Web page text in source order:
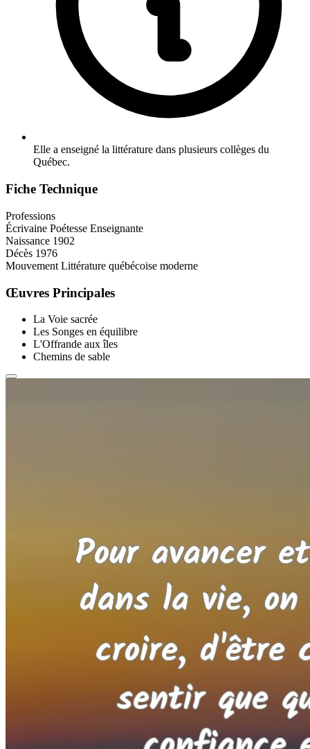
Elle a enseigné la littérature dans plusieurs collèges du
Québec.
Fiche Technique
Professions
Écrivaine Poétesse Enseignante
Naissance 1902
Décès 1976
Mouvement Littérature québécoise moderne
Œuvres Principales
La Voie sacrée
Les Songes en équilibre
L'Offrande aux îles
Chemins de sable